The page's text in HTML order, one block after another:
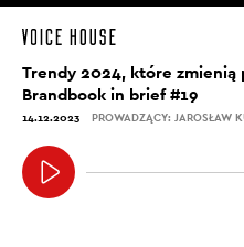
Trendy 2024, które
Brandbook in brief #19
14.12.2023 PROWADZĄCY: JAROSŁAW